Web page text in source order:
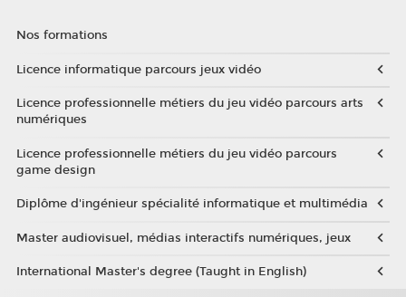
Nos formations
Licence informatique parcours jeux vidéo
Licence professionnelle métiers du jeu vidéo parcours arts
numériques
Licence professionnelle métiers du jeu vidéo parcours
game design
Diplôme d'ingénieur spécialité informatique et multimédia
Master audiovisuel, médias interactifs numériques, jeux
International Master's degree (Taught in English)